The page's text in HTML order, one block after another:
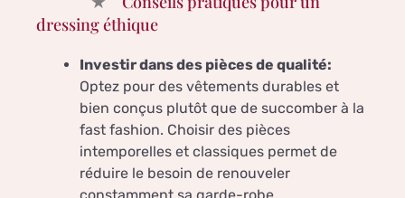
dressing éthique
Investir dans des pièces de qualité:
Optez pour des vêtements durables et
bien conçus plutôt que de succomber à la
fast fashion. Choisir des pièces
intemporelles et classiques permet de
réduire le besoin de renouveler